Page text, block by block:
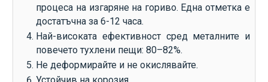
процеса на изгаряне на гориво. Една отметка е
достатъчна за 6-12 часа.
Най-високата ефективност сред металните и
повечето тухлени пещи: 80–82%.
Не деформирайте и не окислявайте.
Устойчив на корозия.